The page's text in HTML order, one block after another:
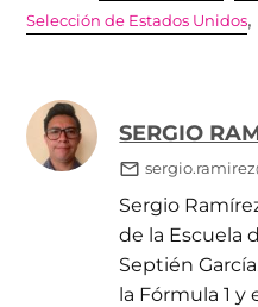
Selección de Estados Unidos,
SERGIO
Sergio
de la Escuela
Septién
la Fórmula 1 y